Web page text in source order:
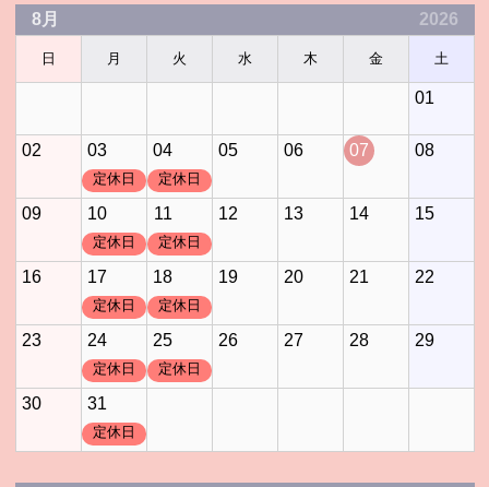
8月 2026
日 月 火 水 木 金 土
01
02 03
定休日
04
定休日
05 06 07 08
09 10
定休日
11
定休日
12 13 14 15
16 17
定休日
18
定休日
19 20 21 22
23 24
定休日
25
定休日
26 27 28 29
30 31
定休日